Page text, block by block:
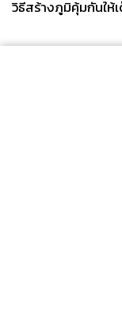
วิธีสร้างภูมิคุ้มกันให้